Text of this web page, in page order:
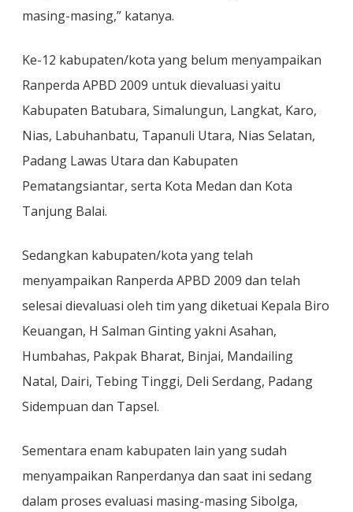
masing-masing,” katanya.
Ke-12 kabupaten/kota yang belum menyampaikan
Ranperda APBD 2009 untuk dievaluasi yaitu
Kabupaten Batubara, Simalungun, Langkat, Karo,
Nias, Labuhanbatu, Tapanuli Utara, Nias Selatan,
Padang Lawas Utara dan Kabupaten
Pematangsiantar, serta Kota Medan dan Kota
Tanjung Balai.
Sedangkan kabupaten/kota yang telah
menyampaikan Ranperda APBD 2009 dan telah
selesai dievaluasi oleh tim yang diketuai Kepala Biro
Keuangan, H Salman Ginting yakni Asahan,
Humbahas, Pakpak Bharat, Binjai, Mandailing
Natal, Dairi, Tebing Tinggi, Deli Serdang, Padang
Sidempuan dan Tapsel.
Sementara enam kabupaten lain yang sudah
menyampaikan Ranperdanya dan saat ini sedang
dalam proses evaluasi masing-masing Sibolga,